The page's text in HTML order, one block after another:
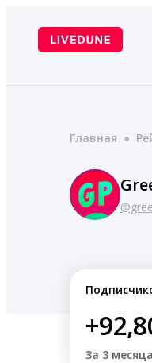
содержимому
Главная ●
За 3